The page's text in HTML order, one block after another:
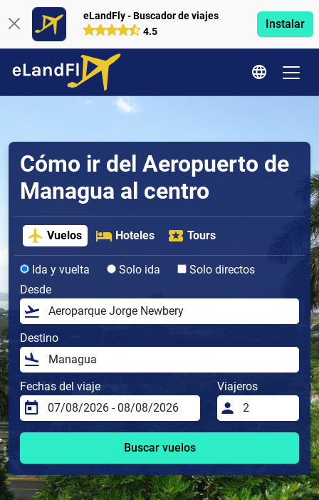
eLandFly - Buscador de viajes
4.5
Instalar
Cómo ir del Aeropuerto de
Managua al centro
Vuelos Hoteles Tours
Ida y vuelta Solo ida
Solo directos
Desde
Destino
Fechas del viaje Viajeros
Buscar vuelos